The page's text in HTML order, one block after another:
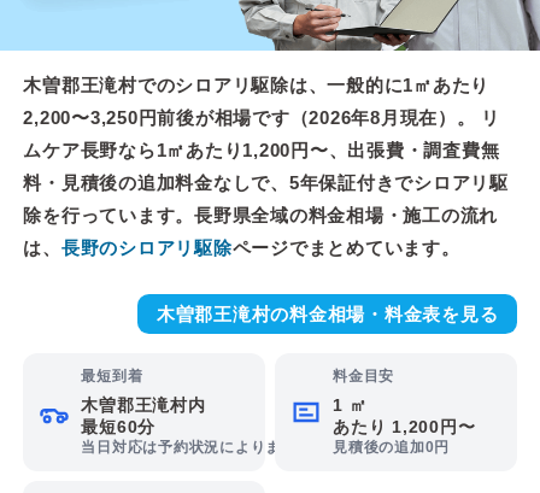
木曽郡王滝村でのシロアリ駆除は、一般的に1㎡あたり
2,200〜3,250円前後が相場です（2026年8月現在）。 リ
ムケア長野なら1㎡あたり1,200円〜、出張費・調査費無
料・見積後の追加料金なしで、5年保証付きでシロアリ駆
除を行っています。長野県全域の料金相場・施工の流れ
は、 長野のシロアリ駆除ページでまとめています。
木曽郡王滝村の料金相場・料金表を見る
最短到着
木曽郡王滝村内
最短60分
当日対応は予約状況によります
料金目安
1 ㎡
あたり 1,200円〜
見積後の追加0円